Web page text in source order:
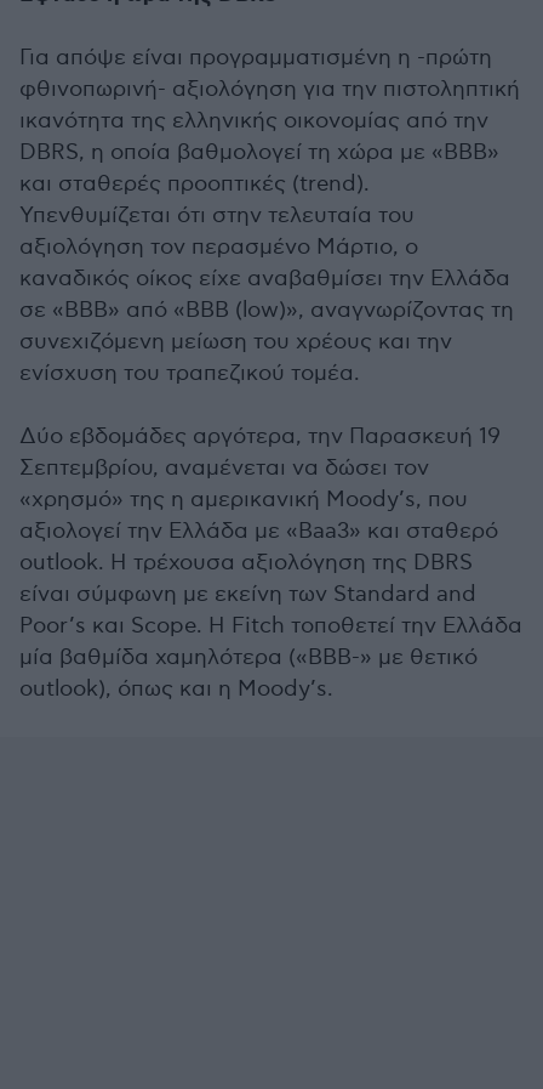
Για απόψε είναι προγραμματισμένη η -πρώτη
φθινοπωρινή- αξιολόγηση για την πιστοληπτική
ικανότητα της ελληνικής οικονομίας από την
DBRS, η οποία βαθμολογεί τη χώρα με «BBB»
και σταθερές προοπτικές (trend).
Υπενθυμίζεται ότι στην τελευταία του
αξιολόγηση τον περασμένο Μάρτιο, ο
καναδικός οίκος είχε αναβαθμίσει την Ελλάδα
σε «BBB» από «BBB (low)», αναγνωρίζοντας τη
συνεχιζόμενη μείωση του χρέους και την
ενίσχυση του τραπεζικού τομέα.
Δύο εβδομάδες αργότερα, την Παρασκευή 19
Σεπτεμβρίου, αναμένεται να δώσει τον
«χρησμό» της η αμερικανική Moody’s, που
αξιολογεί την Ελλάδα με «Baa3» και σταθερό
outlook. Η τρέχουσα αξιολόγηση της DBRS
είναι σύμφωνη με εκείνη των Standard and
Poor’s και Scope. Η Fitch τοποθετεί την Ελλάδα
μία βαθμίδα χαμηλότερα («BBB-» με θετικό
outlook), όπως και η Moody’s.